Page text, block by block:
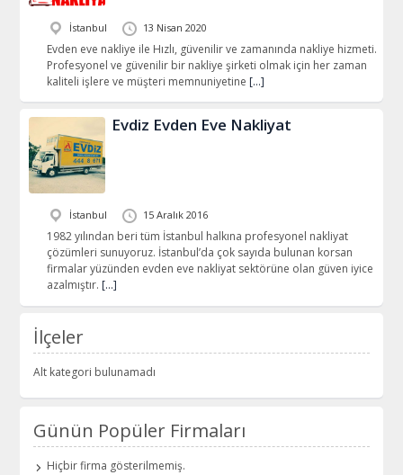
İstanbul 13 Nisan 2020
Evden eve nakliye ile Hızlı, güvenilir ve zamanında nakliye hizmeti.
Profesyonel ve güvenilir bir nakliye şirketi olmak için her zaman
kaliteli işlere ve müşteri memnuniyetine […]
Evdiz Evden Eve Nakliyat
İstanbul 15 Aralık 2016
1982 yılından beri tüm İstanbul halkına profesyonel nakliyat
çözümleri sunuyoruz. İstanbul’da çok sayıda bulunan korsan
firmalar yüzünden evden eve nakliyat sektörüne olan güven iyice
azalmıştır. […]
İlçeler
Alt kategori bulunamadı
Günün Popüler Firmaları
Hiçbir firma gösterilmemiş.